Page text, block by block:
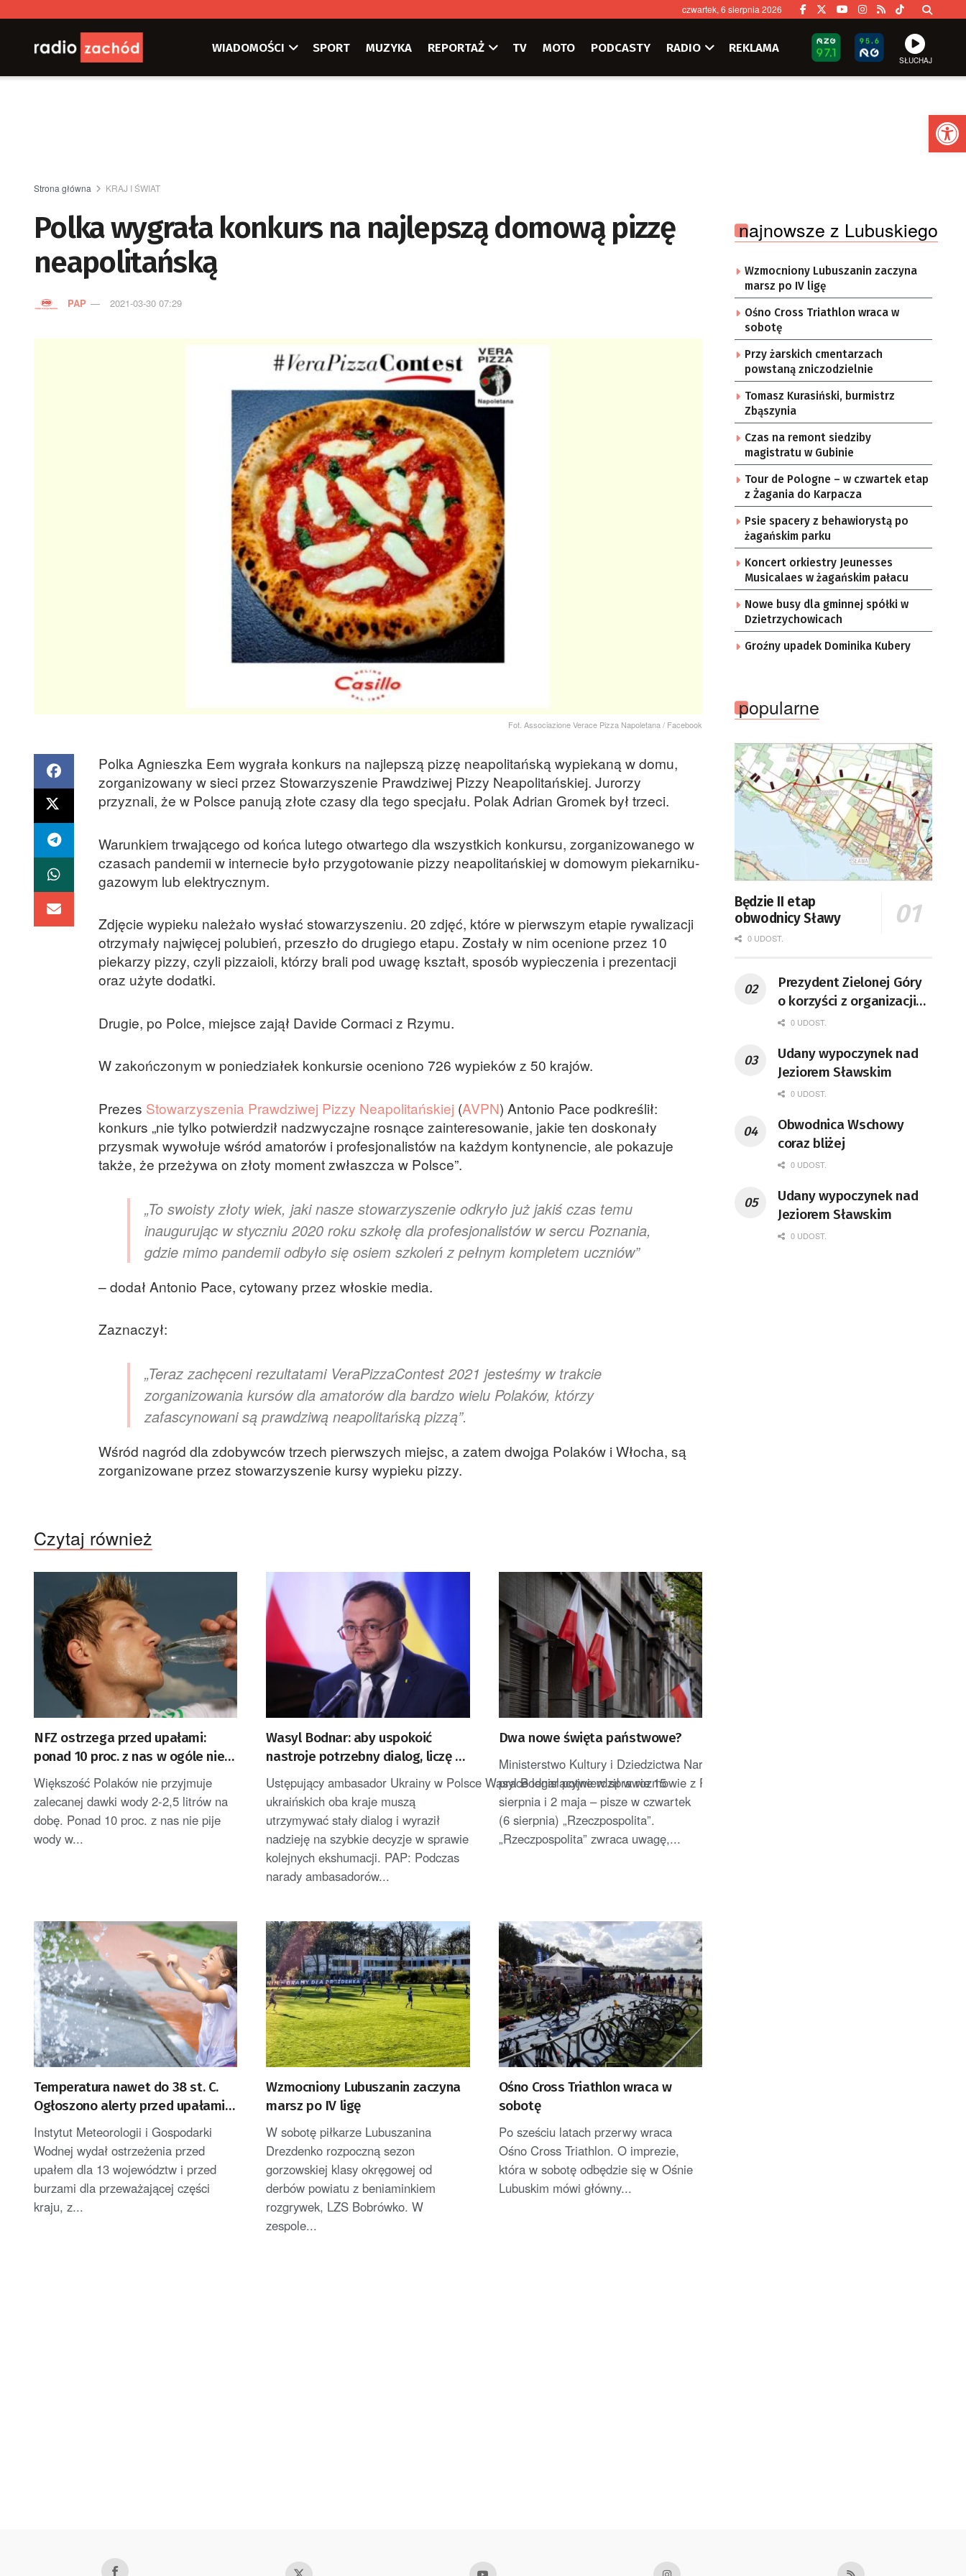
czwartek, 6 sierpnia 2026
WIADOMOŚCI SPORT MUZYKA REPORTAŻ TV MOTO PODCASTY RADIO REKLAMA
SŁUCHAJ
Strona główna KRAJ I ŚWIAT
Polka wygrała konkurs na najlepszą domową pizzę
neapolitańską
PAP 2021-03-30 07:29
Fot. Associazione Verace Pizza Napoletana / Facebook
Polka Agnieszka Eem wygrała konkurs na najlepszą pizzę neapolitańską wypiekaną w domu,
zorganizowany w sieci przez Stowarzyszenie Prawdziwej Pizzy Neapolitańskiej. Jurorzy
przyznali, że w Polsce panują złote czasy dla tego specjału. Polak Adrian Gromek był trzeci.
Warunkiem trwającego od końca lutego otwartego dla wszystkich konkursu, zorganizowanego w
czasach pandemii w internecie było przygotowanie pizzy neapolitańskiej w domowym piekarniku-
gazowym lub elektrycznym.
Zdjęcie wypieku należało wysłać stowarzyszeniu. 20 zdjęć, które w pierwszym etapie rywalizacji
otrzymały najwięcej polubień, przeszło do drugiego etapu. Zostały w nim ocenione przez 10
piekarzy pizzy, czyli pizzaioli, którzy brali pod uwagę kształt, sposób wypieczenia i prezentacji
oraz użyte dodatki.
Drugie, po Polce, miejsce zajął Davide Cormaci z Rzymu.
W zakończonym w poniedziałek konkursie oceniono 726 wypieków z 50 krajów.
Prezes Stowarzyszenia Prawdziwej Pizzy Neapolitańskiej (AVPN) Antonio Pace podkreślił:
konkurs „nie tylko potwierdził nadzwyczajne rosnące zainteresowanie, jakie ten doskonały
przysmak wywołuje wśród amatorów i profesjonalistów na każdym kontynencie, ale pokazuje
także, że przeżywa on złoty moment zwłaszcza w Polsce”.
„To swoisty złoty wiek, jaki nasze stowarzyszenie odkryło już jakiś czas temu
inaugurując w styczniu 2020 roku szkołę dla profesjonalistów w sercu Poznania,
gdzie mimo pandemii odbyło się osiem szkoleń z pełnym kompletem uczniów”
– dodał Antonio Pace, cytowany przez włoskie media.
Zaznaczył:
„Teraz zachęceni rezultatami VeraPizzaContest 2021 jesteśmy w trakcie
zorganizowania kursów dla amatorów dla bardzo wielu Polaków, którzy
zafascynowani są prawdziwą neapolitańską pizzą”.
Wśród nagród dla zdobywców trzech pierwszych miejsc, a zatem dwojga Polaków i Włocha, są
zorganizowane przez stowarzyszenie kursy wypieku pizzy.
Czytaj również
NFZ ostrzega przed upałami:
ponad 10 proc. z nas w ogóle nie
pije wody
Większość Polaków nie przyjmuje
zalecanej dawki wody 2-2,5 litrów na
dobę. Ponad 10 proc. z nas nie pije
wody w...
Wasyl Bodnar: aby uspokoić
nastroje potrzebny dialog, liczę na
decyzje o kolejnych ekshumacjach
Ustępujący ambasador Ukrainy w Polsce Wasyl Bodnar potwierdził w rozmowie z PAP, że obejmie stanowisko wiceministra spraw
ukraińskich oba kraje muszą
utrzymywać stały dialog i wyraził
nadzieję na szybkie decyzje w sprawie
kolejnych ekshumacji. PAP: Podczas
narady ambasadorów...
Dwa nowe święta państwowe?
Ministerstwo Kultury i Dziedzictwa Narodowego planuje
prace legislacyjne w sprawie 15
sierpnia i 2 maja – pisze w czwartek
(6 sierpnia) „Rzeczpospolita”.
„Rzeczpospolita” zwraca uwagę,...
Temperatura nawet do 38 st. C.
Ogłoszono alerty przed upałami i
burzami
Instytut Meteorologii i Gospodarki
Wodnej wydał ostrzeżenia przed
upałem dla 13 województw i przed
burzami dla przeważającej części
kraju, z...
Wzmocniony Lubuszanin zaczyna
marsz po IV ligę
W sobotę piłkarze Lubuszanina
Drezdenko rozpoczną sezon
gorzowskiej klasy okręgowej od
derbów powiatu z beniaminkiem
rozgrywek, LZS Bobrówko. W
zespole...
Ośno Cross Triathlon wraca w
sobotę
Po sześciu latach przerwy wraca
Ośno Cross Triathlon. O imprezie,
która w sobotę odbędzie się w Ośnie
Lubuskim mówi główny...
najnowsze z Lubuskiego
Wzmocniony Lubuszanin zaczyna
marsz po IV ligę
Ośno Cross Triathlon wraca w
sobotę
Przy żarskich cmentarzach
powstaną zniczodzielnie
Tomasz Kurasiński, burmistrz
Zbąszynia
Czas na remont siedziby
magistratu w Gubinie
Tour de Pologne – w czwartek etap
z Żagania do Karpacza
Psie spacery z behawiorystą po
żagańskim parku
Koncert orkiestry Jeunesses
Musicalaes w żagańskim pałacu
Nowe busy dla gminnej spółki w
Dzietrzychowicach
Groźny upadek Dominika Kubery
popularne
Będzie II etap
obwodnicy Sławy
0 UDOST.
Prezydent Zielonej Góry
o korzyści z organizacji
mety Tour de Pologne
0 UDOST.
Udany wypoczynek nad
Jeziorem Sławskim
0 UDOST.
Obwodnica Wschowy
coraz bliżej
0 UDOST.
Udany wypoczynek nad
Jeziorem Sławskim
0 UDOST.